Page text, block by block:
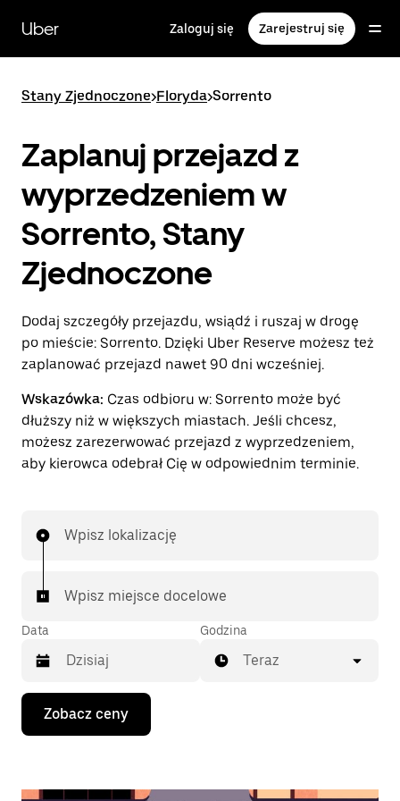
głównej
zawartości
Uber Zaloguj się Zarejestruj się
Stany Zjednoczone>Floryda>Sorrento
Zaplanuj przejazd z
wyprzedzeniem w
Sorrento, Stany
Zjednoczone
Dodaj szczegóły przejazdu, wsiądź i ruszaj w drogę
po mieście: Sorrento. Dzięki Uber Reserve możesz też
zaplanować przejazd nawet 90 dni wcześniej.
Wskazówka: Czas odbioru w: Sorrento może być
dłuższy niż w większych miastach. Jeśli chcesz,
możesz zarezerwować przejazd z wyprzedzeniem,
aby kierowca odebrał Cię w odpowiednim terminie.
Wpisz lokalizację
Wpisz miejsce docelowe
Data
Naciśnij
klawisz
strzałki
Godzina
Teraz
Zobacz ceny